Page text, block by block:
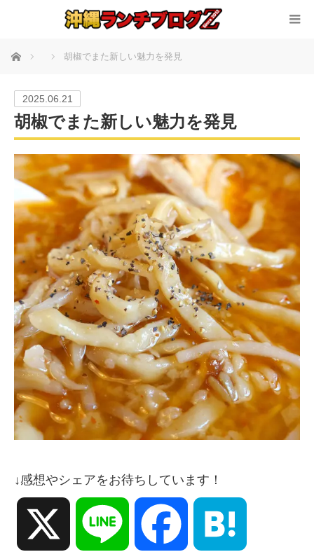
ホーム 胡椒でまた新しい魅力を発見
2025.06.21
胡椒でまた新しい魅力を発見
↓感想やシェアをお待ちしています！
Line Facebook